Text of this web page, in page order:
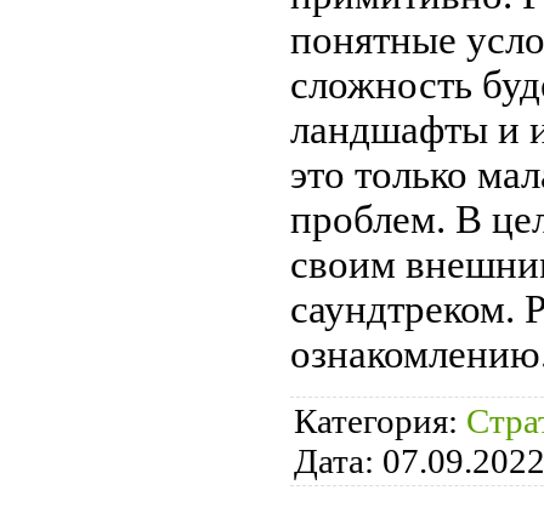
понятные
сложность
ландшафты и
это только
проблем. В
своим
саундтреком.
Категория:
Дата: 07.09.2022